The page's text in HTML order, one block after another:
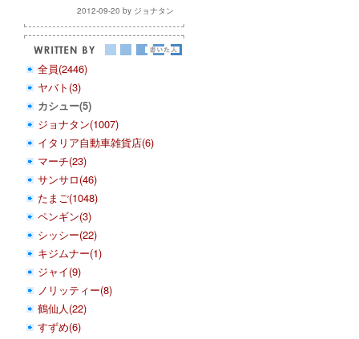
2012-09-20 by ジョナタン
全員(2446)
ヤバト(3)
カシュー(5)
ジョナタン(1007)
イタリア自動車雑貨店(6)
マーチ(23)
サンサロ(46)
たまご(1048)
ペンギン(3)
シッシー(22)
キジムナー(1)
ジャイ(9)
ノリッティー(8)
鶴仙人(22)
すずめ(6)